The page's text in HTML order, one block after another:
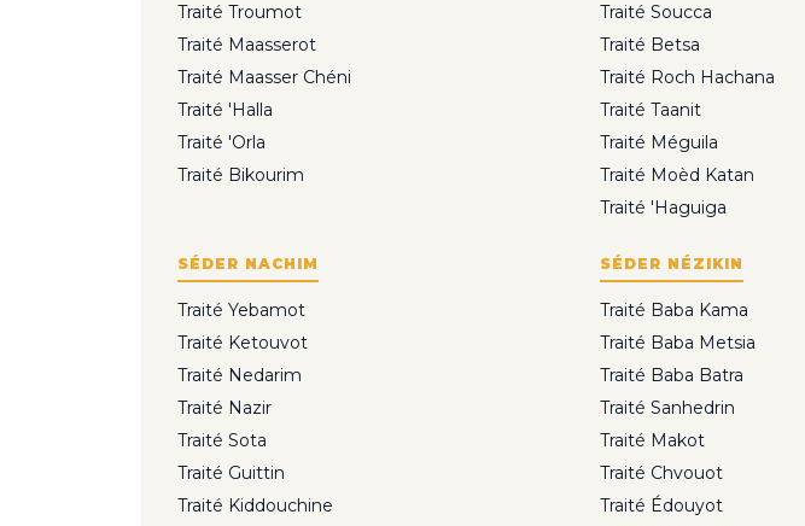
Traité Troumot
Traité Maasserot
Traité Maasser Chéni
Traité 'Halla
Traité 'Orla
Traité Bikourim
Traité Soucca
Traité Betsa
Traité Roch Hachana
Traité Taanit
Traité Méguila
Traité Moèd Katan
Traité 'Haguiga
SÉDER NACHIM
Traité Yebamot
Traité Ketouvot
Traité Nedarim
Traité Nazir
Traité Sota
Traité Guittin
Traité Kiddouchine
SÉDER NÉZIKIN
Traité Baba Kama
Traité Baba Metsia
Traité Baba Batra
Traité Sanhedrin
Traité Makot
Traité Chvouot
Traité Édouyot